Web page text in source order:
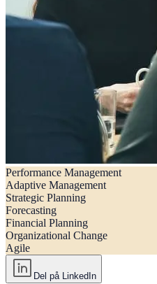
Beyond Budgeting –
Performance Management
Adaptive Management
Strategic Planning
Forecasting
Financial Planning
Organizational Change
Agile
Del på LinkedIn